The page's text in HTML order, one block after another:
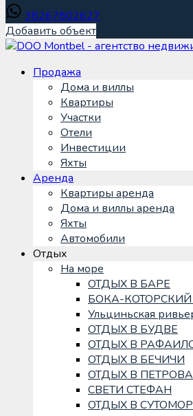
38267802627
Добавить объект
Продажа
Дома и виллы
Квартиры
Участки
Отели
Инвестиции
Яхты
Аренда
Квартиры аренда
Дома и виллы аренда
Яхты
Автомобили
Отдых
На море
ОТДЫХ В БАРЕ
БОКА-
Ульциньская
ОТДЫХ В БУДВЕ
ОТДЫХ В
ОТДЫХ В БЕЧИЧИ
ОТДЫХ В
СВЕТИ СТЕФАН
ОТДЫХ В